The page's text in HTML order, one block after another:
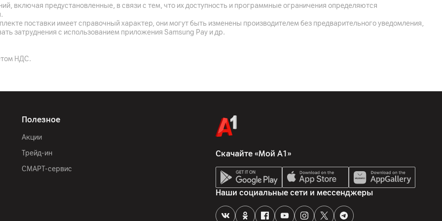
да
Серый
GSM (2G) 850/900/1800/1900; UMTS (3G) 850/900/1900/2100; LTE (4G)
1/2/3/5/7/8/20/28/38/40/41/66/71/75/77/78
включая предустановленные, в связи с тем, что их доступность и программные ограничения определяются
поставки имеет справочный характер, они могут быть изменены производителем без предварительного уведомления,
затруднения с использованием приложения Samsung Pay и др.
НДС.
Полезное
Акции
Трейд-ин
СМАРТ-сервис
Скачайте «Мой А1»
Наши социальные сети и мессенджеры